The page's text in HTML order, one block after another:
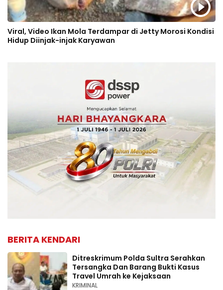
Viral, Video Ikan Mola Terdampar di Jetty Morosi Kondisi
Hidup Diinjak-injak Karyawan
BERITA KENDARI
Ditreskrimum Polda Sultra Serahkan
Tersangka Dan Barang Bukti Kasus
Travel Umrah ke Kejaksaan
KRIMINAL